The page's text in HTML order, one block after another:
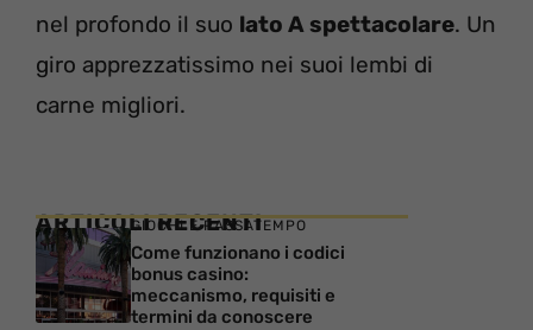
nel profondo il suo lato A spettacolare. Un
giro apprezzatissimo nei suoi lembi di
carne migliori.
ARTICOLI RECENTI
GIOCHI E PASSATEMPO
Come funzionano i codici
bonus casino:
meccanismo, requisiti e
termini da conoscere